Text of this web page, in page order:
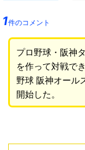
1件のコメント
プロ野球・阪神
を作って対戦で
野球 阪神オール
開始した。